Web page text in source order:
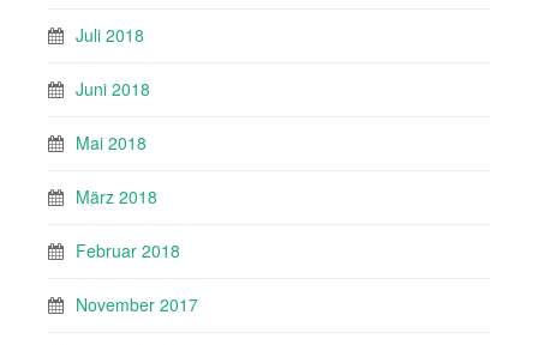
Juli 2018
Juni 2018
Mai 2018
März 2018
Februar 2018
November 2017